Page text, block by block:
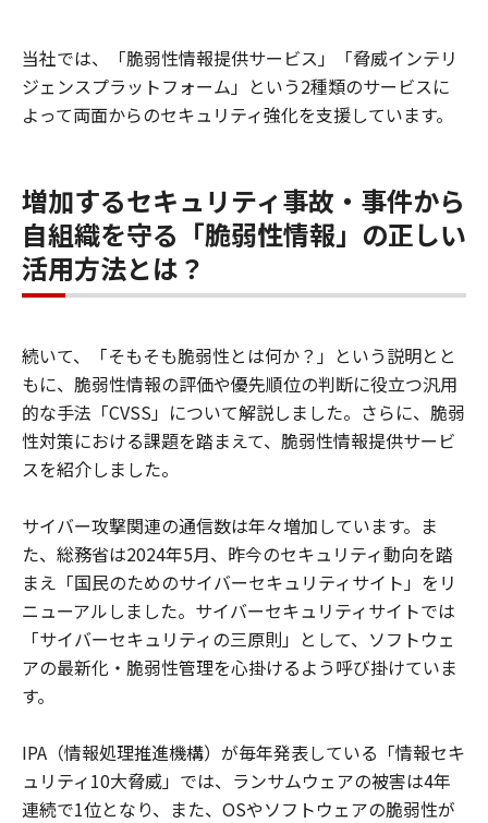
当社では、「脆弱性情報提供サービス」「脅威インテリ
ジェンスプラットフォーム」という2種類のサービスに
よって両面からのセキュリティ強化を支援しています。
増加するセキュリティ事故・事件から
自組織を守る「脆弱性情報」の正しい
活用方法とは？
続いて、「そもそも脆弱性とは何か？」という説明とと
もに、脆弱性情報の評価や優先順位の判断に役立つ汎用
的な手法「CVSS」について解説しました。さらに、脆弱
性対策における課題を踏まえて、脆弱性情報提供サービ
スを紹介しました。
サイバー攻撃関連の通信数は年々増加しています。ま
た、総務省は2024年5月、昨今のセキュリティ動向を踏
まえ「国民のためのサイバーセキュリティサイト」をリ
ニューアルしました。サイバーセキュリティサイトでは
「サイバーセキュリティの三原則」として、ソフトウェ
アの最新化・脆弱性管理を心掛けるよう呼び掛けていま
す。
IPA（情報処理推進機構）が毎年発表している「情報セキ
ュリティ10大脅威」では、ランサムウェアの被害は4年
連続で1位となり、また、OSやソフトウェアの脆弱性が